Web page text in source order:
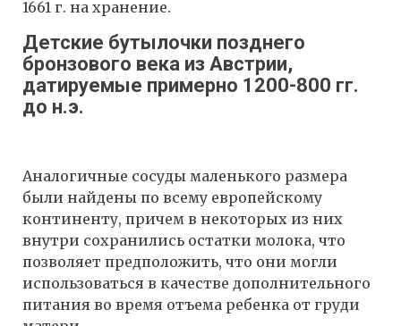
1661 г. на хранение.
Детские бутылочки позднего
бронзового века из Австрии,
датируемые примерно 1200-800 гг.
до н.э.
Аналогичные сосуды маленького размера
были найдены по всему европейскому
континенту, причем в некоторых из них
внутри сохранились остатки молока, что
позволяет предположить, что они могли
использоваться в качестве дополнительного
питания во время отъема ребенка от груди